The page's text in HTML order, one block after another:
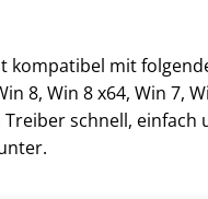
kompatibel mit
8, Win 8 x64, Win 7,
schnell, einfach